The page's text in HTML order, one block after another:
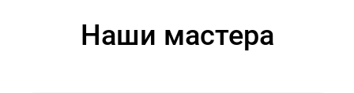
Наши мастера